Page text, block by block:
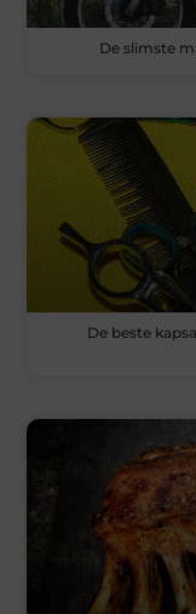
De slimste
De beste